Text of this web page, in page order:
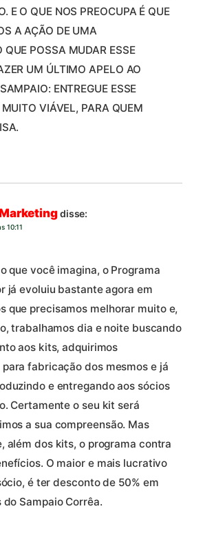
E O QUE NOS PREOCUPA É QUE
A AÇÃO DE UMA
POSSA MUDAR ESSE
UM ÚLTIMO APELO AO
ENTREGUE ESSE
MUITO VIÁVEL, PARA QUEM
disse:
10:11
que você imagina, o Programa
já evoluiu bastante agora em
que precisamos melhorar muito e,
trabalhamos dia e noite buscando
aos kits, adquirimos
fabricação dos mesmos e já
e entregando aos sócios
Certamente o seu kit será
a sua compreensão. Mas
além dos kits, o programa contra
O maior e mais lucrativo
é ter desconto de 50% em
Sampaio Corrêa.